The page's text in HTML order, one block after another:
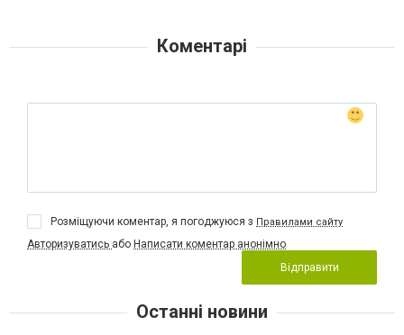
Коментарі
Розміщуючи коментар, я погоджуюся з Правилами сайту
Авторизуватись або Написати коментар анонімно
Відправити
Останні новини